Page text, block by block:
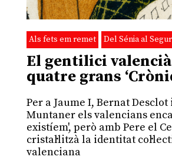
Als fets em remet Del Sénia al
El gentilici
quatre grans
Per a Jaume I, Bernat Desclot
Muntaner els valencians
existíem', però amb Pere el
cristal·litzà la identitat
valenciana